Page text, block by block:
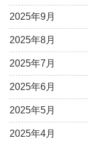
2025年9月
2025年8月
2025年7月
2025年6月
2025年5月
2025年4月